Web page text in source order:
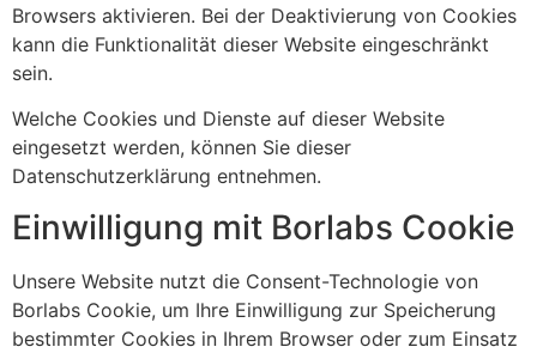
Browsers aktivieren. Bei der Deaktivierung von Cookies
kann die Funktionalität dieser Website eingeschränkt
sein.
Welche Cookies und Dienste auf dieser Website
eingesetzt werden, können Sie dieser
Datenschutzerklärung entnehmen.
Einwilligung mit Borlabs Cookie
Unsere Website nutzt die Consent-Technologie von
Borlabs Cookie, um Ihre Einwilligung zur Speicherung
bestimmter Cookies in Ihrem Browser oder zum Einsatz